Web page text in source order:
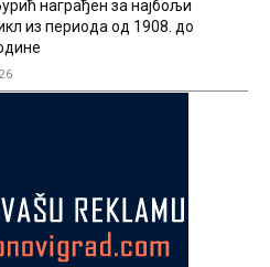
награђен за најбољи
из периода од 1908. до